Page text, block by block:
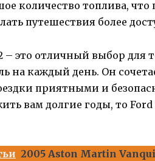
количество топлива, что
путешествия более
– это отличный выбор
на каждый день. Он
приятными и
вам долгие годы, то
2005 Aston Martin